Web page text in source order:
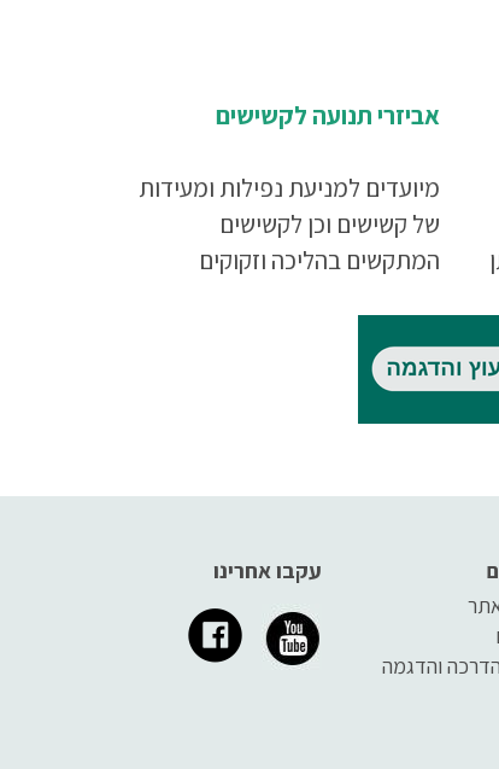
אביזרי תנועה לקשישים
מיועדים למניעת נפילות ומעידות
של קשישים וכן לקשישים
המתקשים בהליכה וזקוקים
עקבו אחרינו
הדרכה והדגמה